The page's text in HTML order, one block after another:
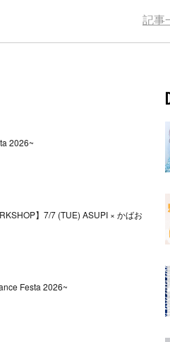
記事
2026~
】7/7 (TUE) ASUPI × かばお
Festa 2026~